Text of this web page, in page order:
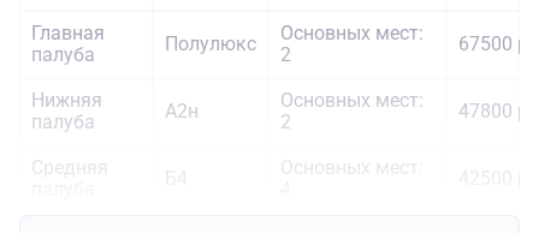
Главная
палуба
Полулюкс
Основных мест:
2
67500
Нижняя
палуба
А2н
Основных мест:
2
47800
Средняя
Основных мест: